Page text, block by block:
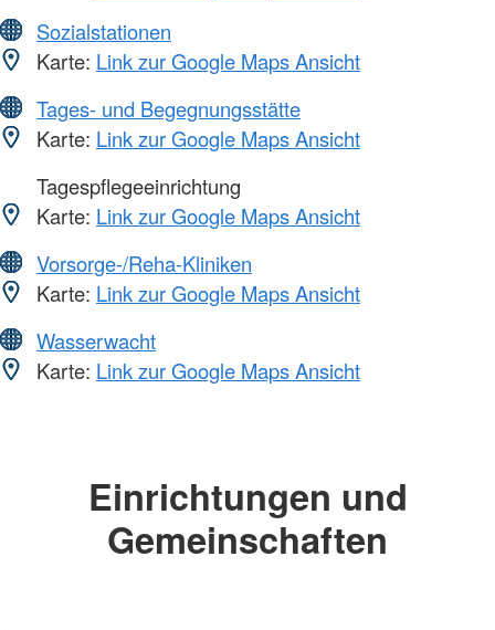
Sozialstationen
Karte: Link zur Google Maps Ansicht
Tages- und Begegnungsstätte
Karte: Link zur Google Maps Ansicht
Tagespflegeeinrichtung
Karte: Link zur Google Maps Ansicht
Vorsorge-/Reha-Kliniken
Karte: Link zur Google Maps Ansicht
Wasserwacht
Karte: Link zur Google Maps Ansicht
Einrichtungen und
Gemeinschaften